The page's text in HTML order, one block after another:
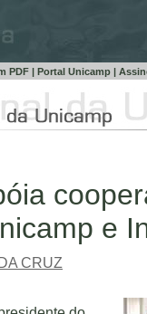
PDF | Portal Unicamp |
e
CRUZ